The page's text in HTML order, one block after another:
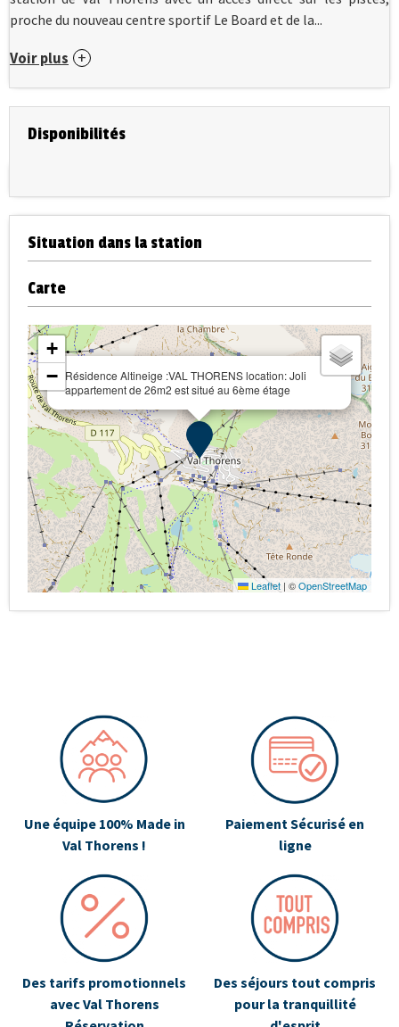
proche du nouveau centre sportif Le Board et de la...
Voir plus
Disponibilités
Situation dans la station
Carte
Résidence Altineige :VAL THORENS location: Joli
appartement de 26m2 est situé au 6ème étage
+
−
Leaflet | ©OpenStreetMap
Une équipe 100% Made in
Val Thorens !
Paiement Sécurisé en
ligne
Des tarifs promotionnels
avec Val Thorens
Des séjours tout compris
pour la tranquillité